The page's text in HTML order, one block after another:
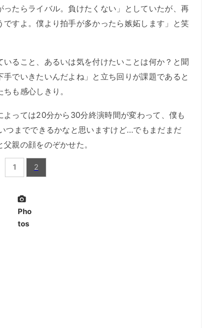
たらライバル。負けたくない」としていたが、再
すよ。僕より拍手が多かったら嫉妬します」と笑
ること、あるいは気を付けたいことは何か？と聞
でいきたいんだよね」と立ち回りが課題であると
も感心しきり。
っては20分から30分終演時間が変わって、僕も
つまでできるかなと思いますけど…でもまだまだ
親の顔をのぞかせた。
1 2
Pho
tos